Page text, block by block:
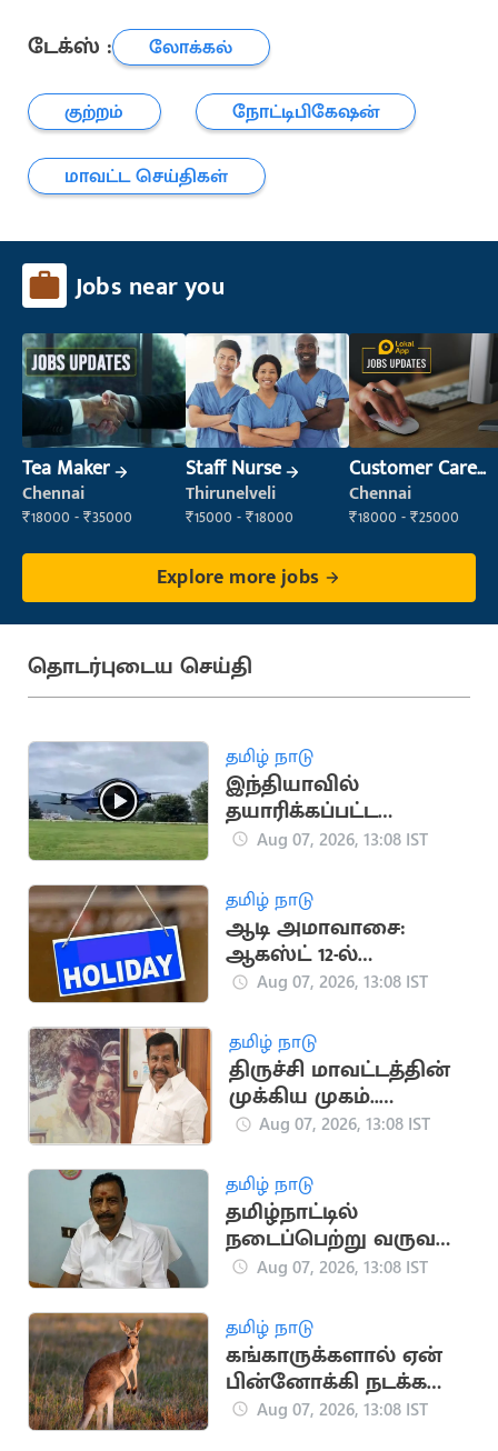
டேக்ஸ் :
லோக்கல்
குற்றம்
நோட்டிபிகேஷன்
மாவட்ட செய்திகள்
Jobs near you
Tea Maker
Chennai
₹18000 - ₹35000
Staff Nurse
Thirunelveli
₹15000 - ₹18000
Customer Care
Executive
Chennai
₹18000 - ₹25000
Explore more jobs
தொடர்புடைய செய்தி
தமிழ் நாடு
இந்தியாவில்
தயாரிக்கப்பட்ட
பறக்கும் மின்சாரக் கார்
Aug 07, 2026, 13:08 IST
தமிழ் நாடு
ஆடி அமாவாசை:
ஆகஸ்ட் 12-ல்
கன்னியாகுமரிக்கு
Aug 07, 2026, 13:08 IST
தமிழ் நாடு
திருச்சி மாவட்டத்தின்
முக்கிய முகம்..
கே.என்.நேருவின்
Aug 07, 2026, 13:08 IST
தமிழ் நாடு
தமிழ்நாட்டில்
நடைப்பெற்று வருவது
அம்மா ஆட்சி அல்ல..
Aug 07, 2026, 13:08 IST
தமிழ் நாடு
கங்காருக்களால் ஏன்
பின்னோக்கி நடக்க
முடியாது?.. சுவாரசிய
Aug 07, 2026, 13:08 IST